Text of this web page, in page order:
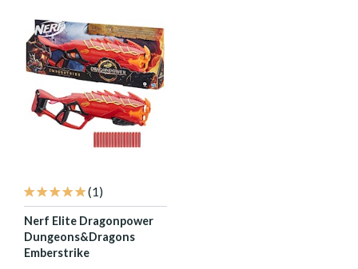
(1)
Nerf Elite Dragonpower
Dungeons&Dragons
Emberstrike